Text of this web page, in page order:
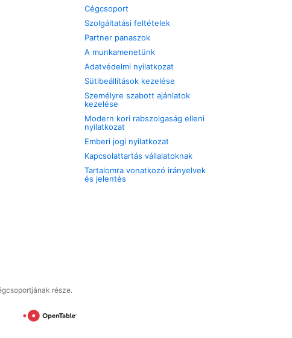
Cégcsoport
Szolgáltatási feltételek
Partner panaszok
A munkamenetünk
Adatvédelmi nyilatkozat
Sütibeállítások kezelése
Személyre szabott ajánlatok
kezelése
Modern kori rabszolgaság elleni
nyilatkozat
Emberi jogi nyilatkozat
Kapcsolattartás vállalatoknak
Tartalomra vonatkozó irányelvek
és jelentés
része.